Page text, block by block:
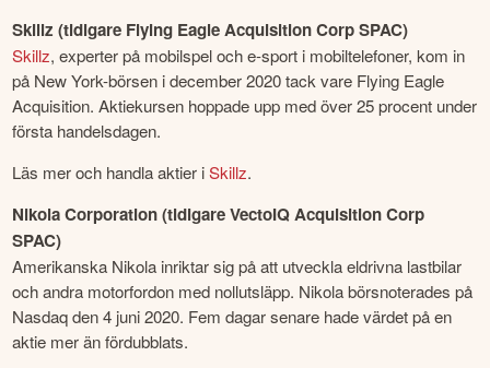
Skillz (tidigare Flying Eagle Acquisition Corp SPAC)
Skillz, experter på mobilspel och e-sport i mobiltelefoner, kom in
på New York-börsen i december 2020 tack vare Flying Eagle
Acquisition. Aktiekursen hoppade upp med över 25 procent under
första handelsdagen.
Läs mer och handla aktier i Skillz.
Nikola Corporation (tidigare VectoIQ Acquisition Corp
SPAC)
Amerikanska Nikola inriktar sig på att utveckla eldrivna lastbilar
och andra motorfordon med nollutsläpp. Nikola börsnoterades på
Nasdaq den 4 juni 2020. Fem dagar senare hade värdet på en
aktie mer än fördubblats.